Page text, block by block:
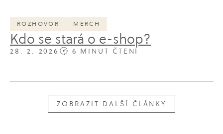
ROZHOVOR MERCH
Kdo se stará o e-shop?
28. 2. 2026 6 MINUT ČTENÍ
ZOBRAZIT DALŠÍ ČLÁNKY